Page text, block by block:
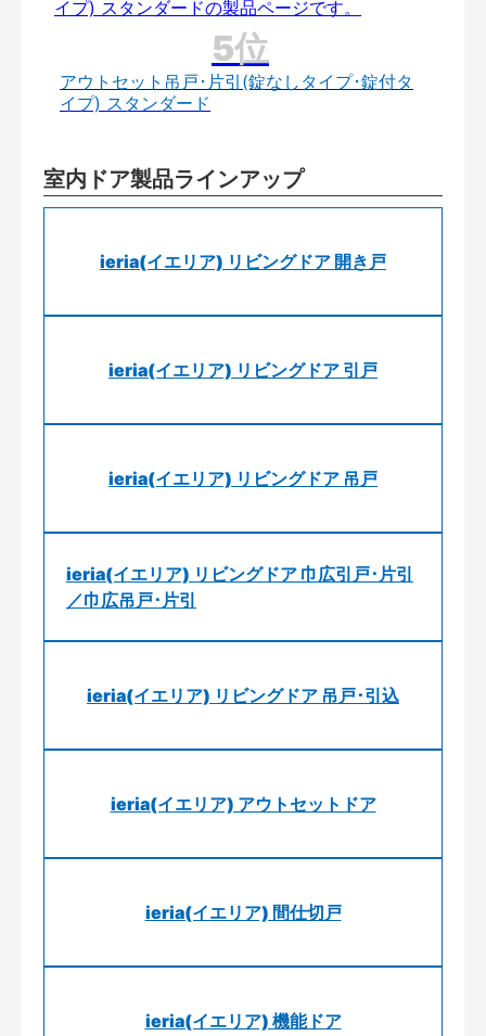
アウトセット吊戸･片引(錠なしタイプ･錠付タ
イプ) スタンダード
室内ドア製品ラインアップ
ieria(イエリア) リビングドア 開き戸
ieria(イエリア) リビングドア 引戸
ieria(イエリア) リビングドア 吊戸
ieria(イエリア) リビングドア 巾広引戸･片引
／巾広吊戸･片引
ieria(イエリア) リビングドア 吊戸･引込
ieria(イエリア) アウトセットドア
ieria(イエリア) 間仕切戸
ieria(イエリア) 機能ドア